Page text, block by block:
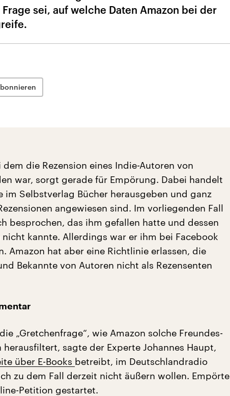
sei, auf welche Daten Amazon bei der
dem die Rezension eines Indie-Autoren von
war, sorgt gerade für Empörung. Dabei handelt
im Selbstverlag Bücher herausgeben und ganz
angewiesen sind. Im vorliegenden Fall
besprochen, das ihm gefallen hatte und dessen
kannte. Allerdings war er ihm bei Facebook
Amazon hat aber eine Richtlinie erlassen, die
Bekannte von Autoren nicht als Rezensenten
„Gretchenfrage“, wie Amazon solche Freundes-
herausfiltert, sagte der Experte Johannes Haupt,
über E-Books betreibt, im Deutschlandradio
zu dem Fall derzeit nicht äußern wollen. Empörte
Petition gestartet.